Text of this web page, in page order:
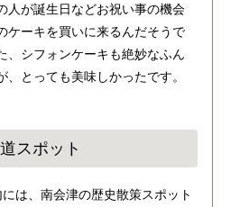
人が誕生日などお祝い事の機会
ケーキを買いに来るんだそうで
、シフォンケーキも絶妙なふん
、とっても美味しかったです。
スポット
は、南会津の歴史散策スポット